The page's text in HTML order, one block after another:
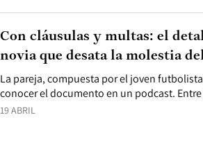
19 ABRIL
La pareja, compuesta por el joven
conocer el documento en un podcast.
Con cláusulas y multas: el
novia que desata la molestia